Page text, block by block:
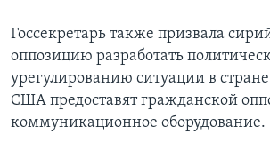
Госсекретарь также призвала
оппозицию разработать
урегулированию ситуации в
США предоставят гражданской
коммуникационное оборудование.